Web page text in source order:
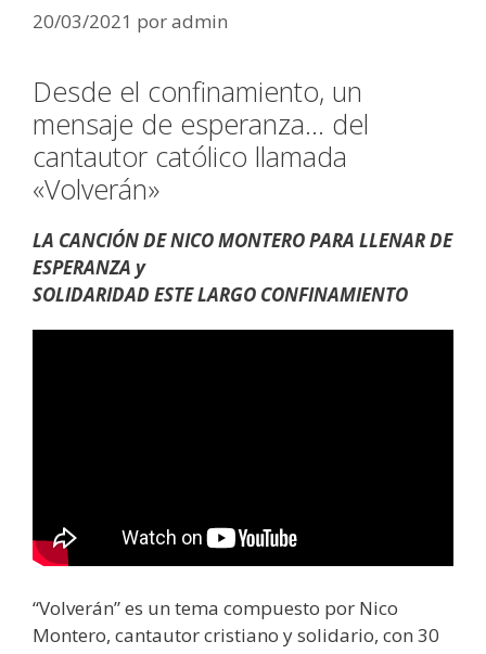
20/03/2021 poradmin
Desde el confinamiento, un
mensaje de esperanza… del
cantautor católico llamada
«Volverán»
LA CANCIÓN DE NICO MONTERO PARA LLENAR DE
ESPERANZA y
SOLIDARIDAD ESTE LARGO CONFINAMIENTO
“Volverán” es un tema compuesto por Nico
Montero, cantautor cristiano y solidario, con 30